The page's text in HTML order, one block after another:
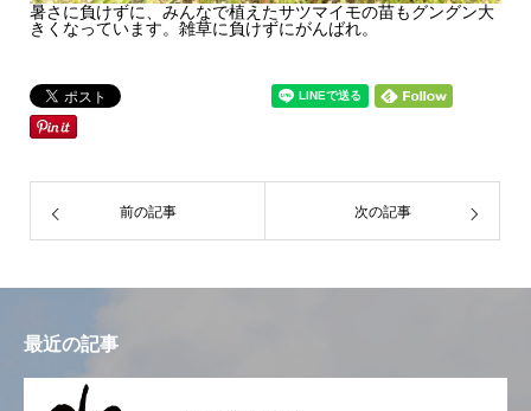
暑さに負けずに、みんなで植えたサツマイモの苗もグングン大
きくなっています。雑草に負けずにがんばれ。
前の記事 次の記事
最近の記事